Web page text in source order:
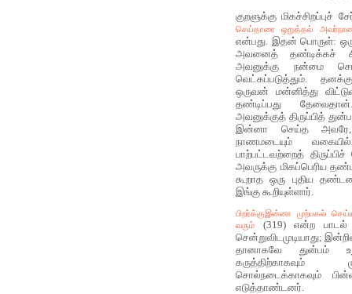
குறளுக்கு
செய்தாரை ஒறுத்தல்
என்பது. இதன் பொருள்:
அவனைத் தண்டிக்கச்
அவனுக்கு நன்மை
வெட்கப்படுத்தும்.
ஒருவன் மன்னித்து
தண்டிப்பது
அவனுக்குத் திருப்பித்
இன்னா செய்த அவரே,
நாணமடையும்
பாற்பட்டவற்றைத்
அவருக்கு மிகப்பெரிய
கூறாத ஒரு புதிய
இங்கு கூறியுள்ளார்.
பிறர்க்குஇன்னா முற்பகல்
வரும்
(319) என்ற பாடல்
சென்றுவிடமுடியாது;
தானாகவே துன்பம்
கருத்திற்காகவும்
சொல்நடைக்காகவும்
எடுத்தாண்டனர்.